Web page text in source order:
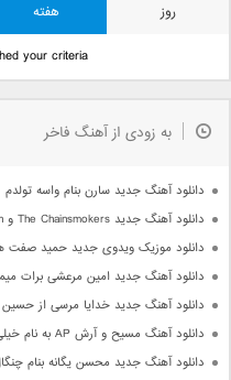
روز هفته
your criteria.
به زودی از آهنگ فاخر
دانلود آهنگ جدید سارن بنام واسه تولدم
دانلود آهنگ جدید The Chainsmokers و Emily Warren بنام Side Effects
دانلود موزیک ویدوی جدید حمید صفت
دانلود آهنگ جدید امین مرعشی برات
دانلود آهنگ جدید خدایا مرسی از
دانلود آهنگ مسیح و آرش AP به نام خیلی دلم تنگه
دانلود آهنگ جدید محسن یگانه بنام